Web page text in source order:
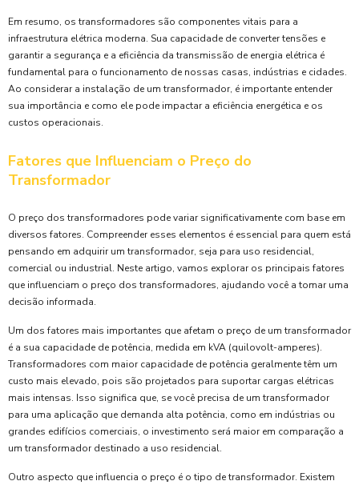
Em resumo, os transformadores são componentes vitais para a
infraestrutura elétrica moderna. Sua capacidade de converter tensões e
garantir a segurança e a eficiência da transmissão de energia elétrica é
fundamental para o funcionamento de nossas casas, indústrias e cidades.
Ao considerar a instalação de um transformador, é importante entender
sua importância e como ele pode impactar a eficiência energética e os
custos operacionais.
Fatores que Influenciam o Preço do
Transformador
O preço dos transformadores pode variar significativamente com base em
diversos fatores. Compreender esses elementos é essencial para quem está
pensando em adquirir um transformador, seja para uso residencial,
comercial ou industrial. Neste artigo, vamos explorar os principais fatores
que influenciam o preço dos transformadores, ajudando você a tomar uma
decisão informada.
Um dos fatores mais importantes que afetam o preço de um transformador
é a sua capacidade de potência, medida em kVA (quilovolt-amperes).
Transformadores com maior capacidade de potência geralmente têm um
custo mais elevado, pois são projetados para suportar cargas elétricas
mais intensas. Isso significa que, se você precisa de um transformador
para uma aplicação que demanda alta potência, como em indústrias ou
grandes edifícios comerciais, o investimento será maior em comparação a
um transformador destinado a uso residencial.
Outro aspecto que influencia o preço é o tipo de transformador. Existem